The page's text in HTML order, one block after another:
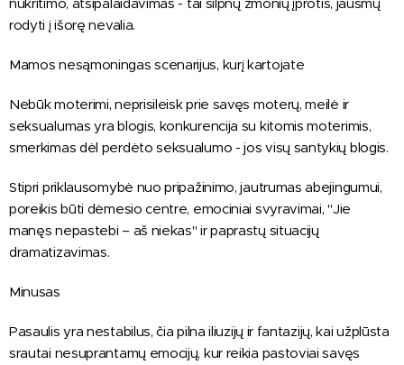
rodyti į išorę nevalia.
Mamos nesąmoningas scenarijus, kurį kartojate
Nebūk moterimi, neprisileisk prie savęs moterų, meilė ir
seksualumas yra blogis, konkurencija su kitomis moterimis,
smerkimas dėl perdėto seksualumo - jos visų santykių blogis.
Stipri priklausomybė nuo pripažinimo, jautrumas abejingumui,
poreikis būti dėmesio centre, emociniai svyravimai, "Jie
manęs nepastebi – aš niekas" ir paprastų situacijų
dramatizavimas.
Minusas
Pasaulis yra nestabilus, čia pilna iliuzijų ir fantazijų, kai užplūsta
srautai nesuprantamų emocijų, kur reikia pastoviai savęs